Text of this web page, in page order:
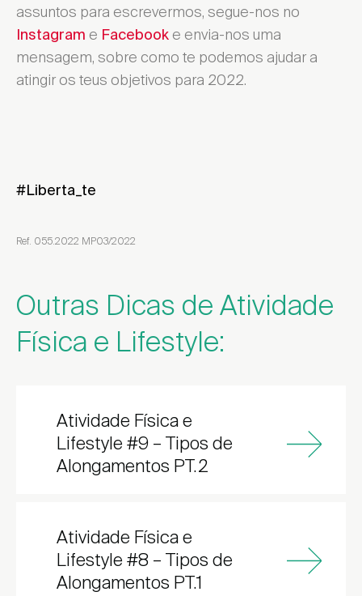
assuntos para escrevermos, segue-nos no
Instagram e Facebook e envia-nos uma
mensagem, sobre como te podemos ajudar a
atingir os teus objetivos para 2022.
#Liberta_te
Ref. 055.2022 MP03/2022
Outras Dicas de Atividade
Física e Lifestyle:
Atividade Física e
Lifestyle #9 – Tipos de
Alongamentos PT.2
Atividade Física e
Lifestyle #8 – Tipos de
Alongamentos PT.1